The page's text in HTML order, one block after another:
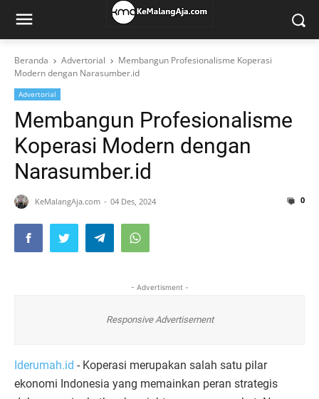
Beranda Advertorial
Membangun Profesionalisme Koperasi
Modern dengan Narasumber.id
Advertorial
Membangun Profesionalisme
Koperasi Modern dengan
Narasumber.id
KeMalangAja.com 04 Des, 2024 0
- Advertisment -
Responsive Advertisement
Iderumah.id - Koperasi merupakan salah satu pilar
ekonomi Indonesia yang memainkan peran strategis